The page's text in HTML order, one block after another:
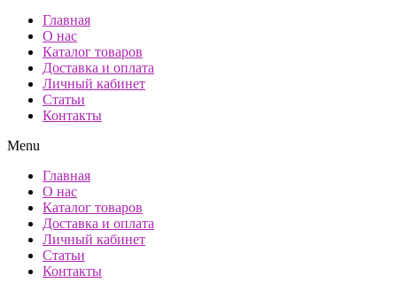
Главная
О нас
Каталог товаров
Доставка и оплата
Личный кабинет
Статьи
Контакты
Menu
Главная
О нас
Каталог товаров
Доставка и оплата
Личный кабинет
Статьи
Контакты